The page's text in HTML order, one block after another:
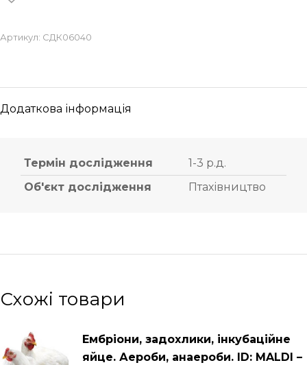
Артикул: СДК06040
Додаткова інформація
Термін дослідження
1-3 р.д.
Об'єкт дослідження
Птахівництво
Схожі товари
Ембріони, задохлики, інкубаційне
яйце. Аероби, анаероби. ID: MALDI –